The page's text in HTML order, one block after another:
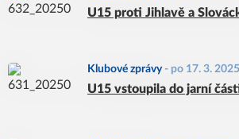
U15 proti Jihlavě a
Klubové zprávy- po 17. 3. 2025
U15 vstoupila do jarní